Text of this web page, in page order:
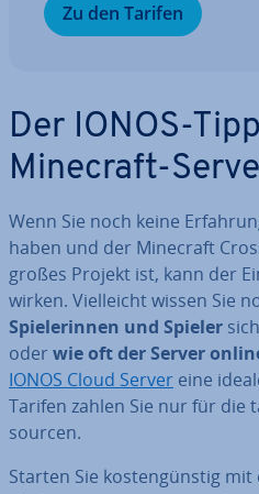
Zu den Tarifen
Der IONOS-
Minecraft-
Wenn Sie noch keine
haben und der Minecraft
großes Projekt ist, kann der
wirken. Viel­leicht wissen Sie
Spie­le­rin­nen und Spieler
oder wie oft der Server
IONOS Cloud Server eine
Tarifen zahlen Sie nur für die
sour­cen.
Starten Sie kos­ten­güns­tig